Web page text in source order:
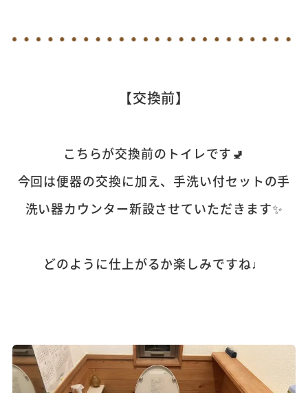
【交換前】
こちらが交換前のトイレです🚽
今回は便器の交換に加え、手洗い付セットの手
洗い器カウンター新設させていただきます✨
どのように仕上がるか楽しみですね♩